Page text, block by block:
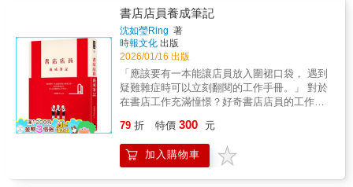
隙，讓童書的創作生命力得以延續，也讓童書
創作有了更多可能性，為我們帶來一幕又一幕
令人驚奇、暢快、神奇的風景。本書從各種實
地參訪出發，最終收攏到一個核心思考：一個
與童書有關的場域，或說，當一個場域融入童
書元素之後，可以如何被設計、被規劃、被賦
予意義，讓每一個來訪的大人和小孩，都能享
受到更多閱讀的樂趣與走進空間的神奇感受？
＃讓閱讀的趣味清晰可見在數位時代裡，有諸
多管道能比書籍更快速地提供資訊，閱聽眾不
僅取得便捷，直接接收到的聲色效果，也比起
自行在大腦中吸收轉換，來得更直接、豐富。
然而，儘管有這麼多即時又生動的媒介傳播資
這些歷久彌新的經典，在2025年以全新姿態再
次走入讀者心中，陪伴我們在不確定的世界
中，思考人性、尋找價值、重新出發。 【本書
內容】 本書不僅記錄圖書館的歷史，更探問閱
讀與記憶的本質。透過詩意與哲思交織的筆
觸，曼古埃爾描繪圖書館的建築美學、分類系
統與文化意涵，並收錄珍貴圖片，讓閱讀成為
及的紙莎草和希臘與羅馬的藏書館之中、走進
納粹集中營裡靠口耳相傳維繫的「記憶圖書
館」，探訪中世紀修道院裡以鏈條固定書籍的
「禁書之地」，甚至進入吸血鬼德古拉腦中的
過看看這些古人的「抱怨」，讓現代的藏書家
心裡也舒坦許多，一時百感交集，腦海浮現
「吾道不孤」、「世上焉得更有此人」、「嘿
嘿，怎麼可以只有我的書遭殃」等聲音。回頭
看看自己的書房，有氣密窗、除濕機、防蟲
香、水煙殺蟲劑、滅火器……古人沒有的，今
天都有了。然而書之大敵永遠不死，我們嚴陣
以待，繼續守衛人類的智慧。——黃震南（活
水來冊房）相較於A．愛德華．紐頓（一八六四
英國的知名藏書家、印刷商、書目學家威廉˙布
雷德斯（一八二四—一八九〇），則是為我們
留下藏書家與愛書人的「藏書之苦」。——吳
書店店員養成筆記
沈如瑩Ring 著
時報文化 出版
2026/01/16 出版
「應該要有一本能讓店員放入圍裙口袋， 遇到
疑難雜症時可以立刻翻閱的工作手冊。」 對於
在書店工作充滿憧憬？好奇書店店員的工作內
作現場吧！ 不管是每一天宛如薛西佛斯的上書
退書，還是需要具備通靈能力的查書找書，從
如何把書櫃整理得更整齊、精準分類這門硬功
79 折 特價 300 元
加入購物車